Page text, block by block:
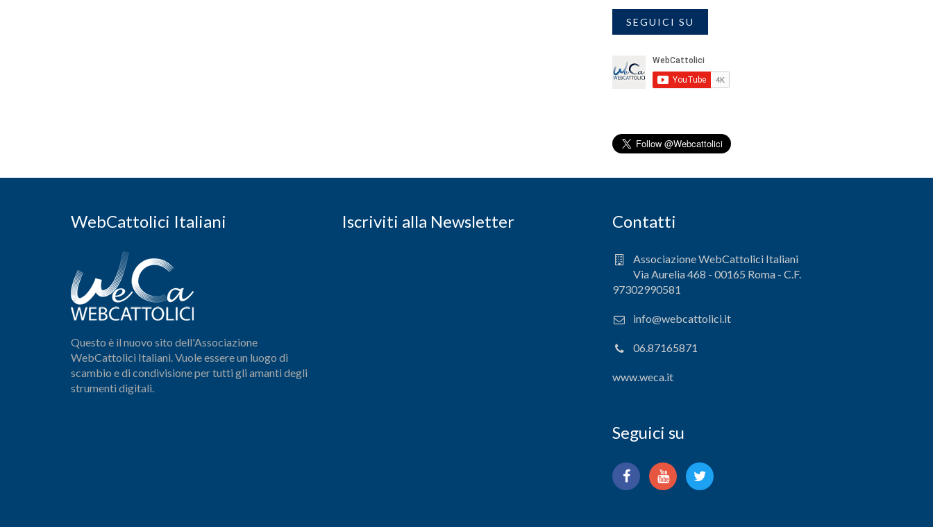
SEGUICI SU
WebCattolici Italiani
Questo è il nuovo sito dell'Associazione
WebCattolici Italiani. Vuole essere un luogo di
scambio e di condivisione per tutti gli amanti degli
strumenti digitali.
Iscriviti alla Newsletter Contatti
Associazione WebCattolici Italiani
Via Aurelia 468 - 00165 Roma - C.F.
97302990581
info@webcattolici.it
06.87165871
www.weca.it
Seguici su